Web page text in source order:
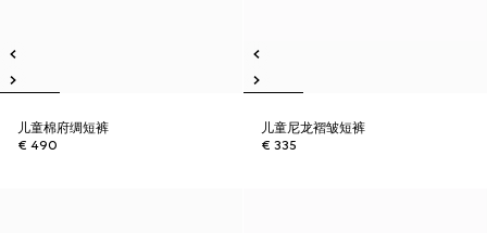
儿童棉府绸短裤
€ 490
儿童尼龙褶皱短裤
€ 335